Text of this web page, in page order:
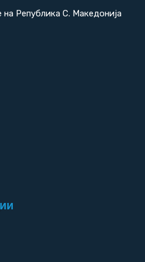
на Република С. Македонија